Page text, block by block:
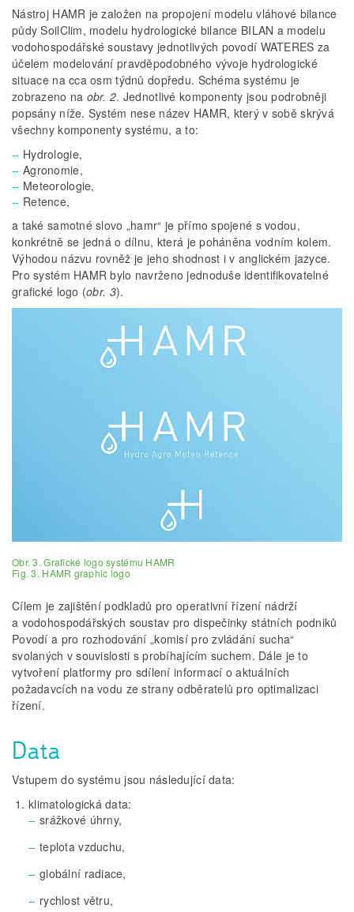
Nástroj HAMR je založen na propojení modelu vláhové bilance
půdy SoilClim, modelu hydrologické bilance BILAN a modelu
vodohospodářské soustavy jednotlivých povodí WATERES za
účelem modelování pravděpodobného vývoje hydrologické
situace na cca osm týdnů dopředu. Schéma systému je
zobrazeno na obr. 2. Jednotlivé komponenty jsou podrobněji
popsány níže. Systém nese název HAMR, který v sobě skrývá
všechny komponenty systému, a to:
Hydrologie,
Agronomie,
Meteorologie,
Retence,
a také samotné slovo „hamr“ je přímo spojené s vodou,
konkrétně se jedná o dílnu, která je poháněna vodním kolem.
Výhodou názvu rovněž je jeho shodnost i v anglickém jazyce.
Pro systém HAMR bylo navrženo jednoduše identifikovatelné
grafické logo (obr. 3).
Obr. 3. Grafické logo systému HAMR
Fig. 3. HAMR graphic logo
Cílem je zajištění podkladů pro operativní řízení nádrží
a vodohospodářských soustav pro dispečinky státních podniků
Povodí a pro rozhodování „komisí pro zvládání sucha“
svolaných v souvislosti s probíhajícím suchem. Dále je to
vytvoření platformy pro sdílení informací o aktuálních
požadavcích na vodu ze strany odběratelů pro optimalizaci
řízení.
Data
Vstupem do systému jsou následující data:
klimatologická data:
srážkové úhrny,
teplota vzduchu,
globální radiace,
rychlost větru,